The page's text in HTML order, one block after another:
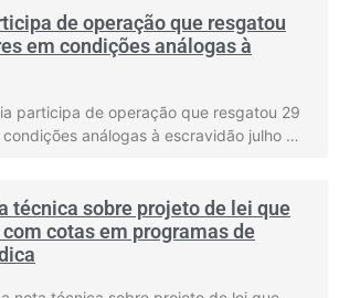
de operação que resgatou
em condições análogas à
participa de operação que resgatou 29
análogas à escravidão julho …
técnica sobre projeto de lei que
cotas em programas de